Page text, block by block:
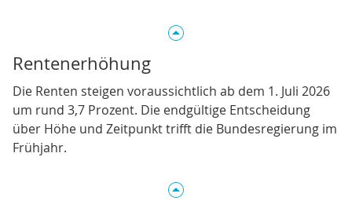
Rentenerhöhung
Die Renten steigen voraussichtlich ab dem 1. Juli 2026
um rund 3,7 Prozent. Die endgültige Entscheidung
über Höhe und Zeitpunkt trifft die Bundesregierung im
Frühjahr.